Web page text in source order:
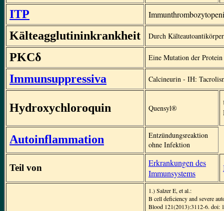
ITP
Kälteagglutininkrankheit Durch
PKCδ Eine Mutation der
Immunsuppressiva Calcineurin - IH:
Hydroxychloroquin Quensyl®
Autoinflammation
Entzündungsreaktion
ohne Infektion
Teil von
Erkrankungen des
Immunsystems
1.) Salzer E, et al.:
B cell deficiency and severe
Blood 121(2013):3112-6. doi: